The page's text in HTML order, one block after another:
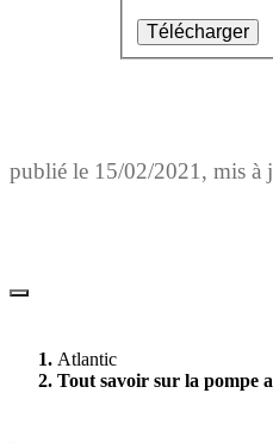
Télécharger
publié le 15/02/2021, mis à
Atlantic
Tout savoir sur la pompe